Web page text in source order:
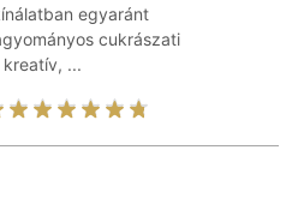
egyaránt
cukrászati
...